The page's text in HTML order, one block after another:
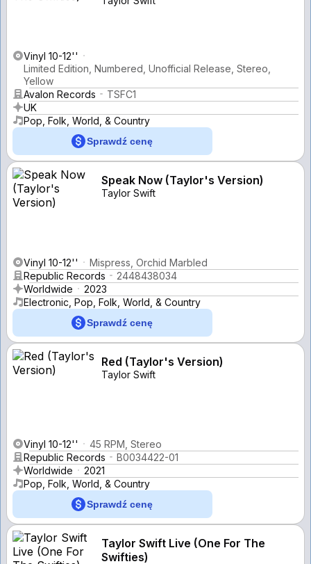
Vinyl 10-12''
Limited Edition, Numbered, Unofficial Release, Stereo,
Yellow
Avalon Records
TSFC1
UK
Pop, Folk, World, & Country
Sprawdź cenę
Speak Now (Taylor's Version)
Taylor Swift
Vinyl 10-12''
Mispress, Orchid Marbled
Republic Records
2448438034
Worldwide
2023
Electronic, Pop, Folk, World, & Country
Sprawdź cenę
Red (Taylor's Version)
Taylor Swift
Vinyl 10-12''
45 RPM, Stereo
Republic Records
B0034422-01
Worldwide
2021
Pop, Folk, World, & Country
Sprawdź cenę
Taylor Swift Live (One For The
Swifties)